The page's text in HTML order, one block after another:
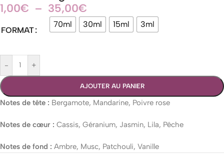
1,00€ – 35,00€
FORMAT
70ml 30ml 15ml 3ml
- +
AJOUTER AU PANIER
Notes de tête : Bergamote, Mandarine, Poivre rose
Notes de cœur : Cassis, Géranium, Jasmin, Lila, Pêche
Notes de fond : Ambre, Musc, Patchouli, Vanille